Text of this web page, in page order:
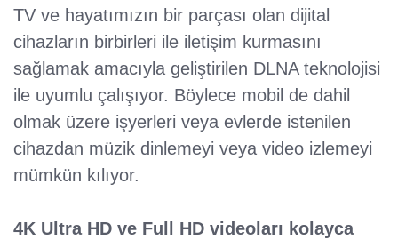
TV ve hayatımızın bir parçası olan dijital
cihazların birbirleri ile iletişim kurmasını
sağlamak amacıyla geliştirilen DLNA teknolojisi
ile uyumlu çalışıyor. Böylece mobil de dahil
olmak üzere işyerleri veya evlerde istenilen
cihazdan müzik dinlemeyi veya video izlemeyi
mümkün kılıyor.
4K Ultra HD ve Full HD videoları kolayca